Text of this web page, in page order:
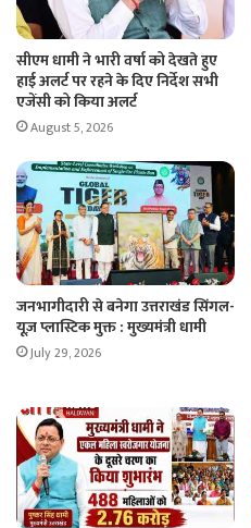
सीएम धामी ने भारी वर्षा को देखते हुए
हाई अलर्ट पर रहने के दिए निर्देश सभी
एजेंसी को किया अलर्ट
August 5, 2026
जनभागीदारी से बनेगा उत्तराखंड सिंगल-
यूज़ प्लास्टिक मुक्त : मुख्यमंत्री धामी
July 29, 2026